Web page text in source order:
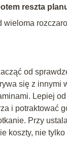
reszta
wieloma
od
się z innymi
Lepiej
i potraktować
Przy
koszty, nie tylko